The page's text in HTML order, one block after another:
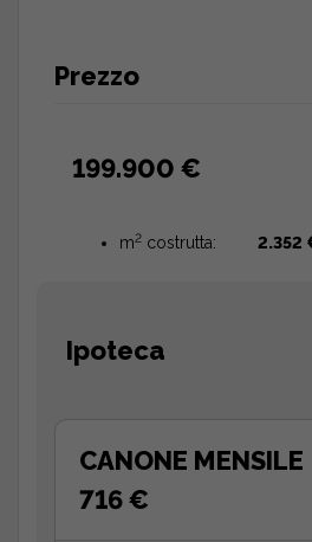
Prezzo
199.900 €
m2 costrutta: 2.352
Ipoteca
CANONE MENSILE
716 €